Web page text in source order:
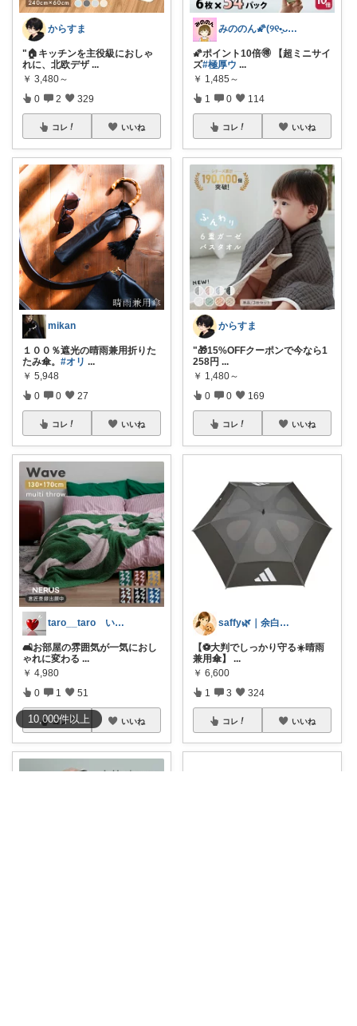
10,000件以上
からすま
"🏠キッチンを主役級におしゃ
れに、北欧デザ ...
￥ 3,480～
0 2 329
コレ いいね
mikan
１００％遮光の晴雨兼用折りた
たみ傘。 #オリ ...
￥ 5,948
0 0 27
コレ いいね
taro__taro いらっしゃませ🎶
🛋️お部屋の雰囲気が一気におし
ゃれに変わる ...
￥ 4,980
0 1 51
コレ いいね
みののん🌠(୨୧•͈ᴗ•͈)感謝♡
🌠ポイント10倍🉐 【超ミニサイ
ズ#極厚ウ ...
￥ 1,485～
1 0 114
コレ いいね
からすま
"🎁15%OFFクーポンで今なら1
258円 ...
￥ 1,480～
0 0 169
コレ いいね
saffy🌿｜余白のある暮らし
【⚽大判でしっかり守る☀️晴雨
兼用傘】 ...
￥ 6,600
1 3 324
コレ いいね